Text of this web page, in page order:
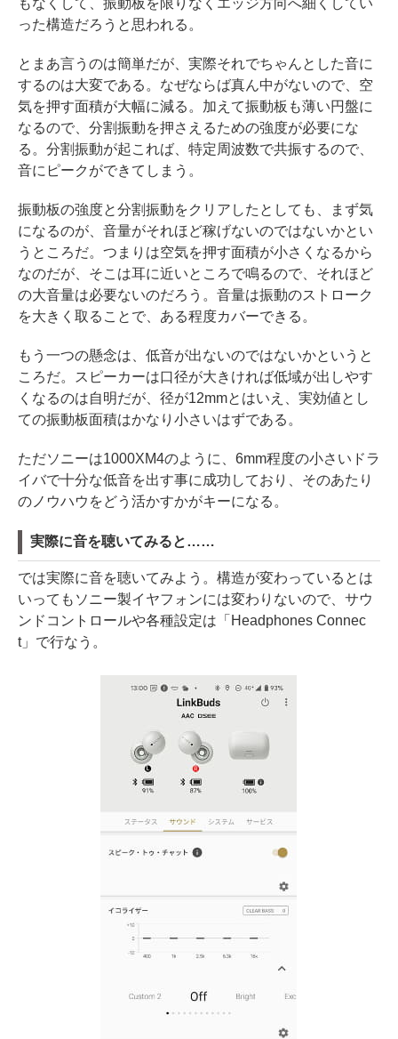
もなくして、振動板を限りなくエッジ方向へ細くしてい
った構造だろうと思われる。
とまあ言うのは簡単だが、実際それでちゃんとした音に
するのは大変である。なぜならば真ん中がないので、空
気を押す面積が大幅に減る。加えて振動板も薄い円盤に
なるので、分割振動を押さえるための強度が必要にな
る。分割振動が起これば、特定周波数で共振するので、
音にピークができてしまう。
振動板の強度と分割振動をクリアしたとしても、まず気
になるのが、音量がそれほど稼げないのではないかとい
うところだ。つまりは空気を押す面積が小さくなるから
なのだが、そこは耳に近いところで鳴るので、それほど
の大音量は必要ないのだろう。音量は振動のストローク
を大きく取ることで、ある程度カバーできる。
もう一つの懸念は、低音が出ないのではないかというと
ころだ。スピーカーは口径が大きければ低域が出しやす
くなるのは自明だが、径が12mmとはいえ、実効値とし
ての振動板面積はかなり小さいはずである。
ただソニーは1000XM4のように、6mm程度の小さいドラ
イバで十分な低音を出す事に成功しており、そのあたり
のノウハウをどう活かすかがキーになる。
実際に音を聴いてみると……
では実際に音を聴いてみよう。構造が変わっているとは
いってもソニー製イヤフォンには変わりないので、サウ
ンドコントロールや各種設定は「Headphones Connec
t」で行なう。